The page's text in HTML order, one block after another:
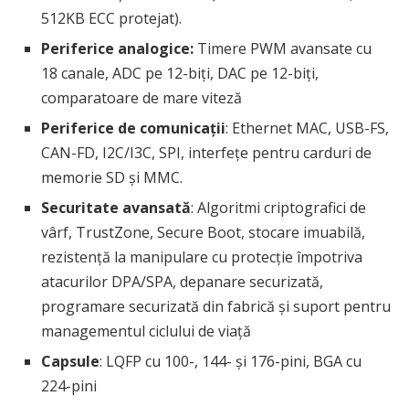
512KB ECC protejat).
Periferice analogice: Timere PWM avansate cu
18 canale, ADC pe 12-biți, DAC pe 12-biți,
comparatoare de mare viteză
Periferice de comunicații: Ethernet MAC, USB-FS,
CAN-FD, I2C/I3C, SPI, interfețe pentru carduri de
memorie SD și MMC.
Securitate avansată: Algoritmi criptografici de
vârf, TrustZone, Secure Boot, stocare imuabilă,
rezistență la manipulare cu protecție împotriva
atacurilor DPA/SPA, depanare securizată,
programare securizată din fabrică și suport pentru
managementul ciclului de viață
Capsule: LQFP cu 100-, 144- și 176-pini, BGA cu
224-pini